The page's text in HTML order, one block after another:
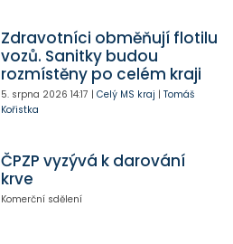
Zdravotníci obměňují flotilu
vozů. Sanitky budou
rozmístěny po celém kraji
5. srpna 2026 14:17 | Celý MS kraj | Tomáš
Kořistka
ČPZP vyzývá k darování
krve
Komerční sdělení